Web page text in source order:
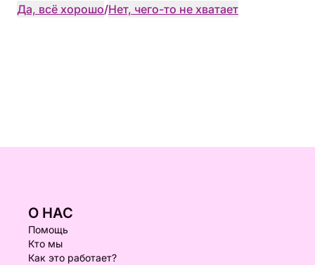
Да, всё хорошо/Нет, чего-то не хватает
О НАС
Помощь
Кто мы
Как это работает?